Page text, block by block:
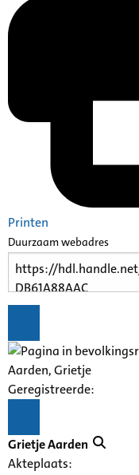
Printen
Duurzaam webadres
Aarden, Grietje
Geregistreerde:
Grietje Aarden
Akteplaats: